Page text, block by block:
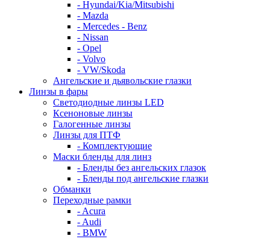
- Hyundai/Kia/Mitsubishi
- Mazda
- Mercedes - Benz
- Nissan
- Opel
- Volvo
- VW/Skoda
Ангельские и дьявольские глазки
Линзы в фары
Светодиодные линзы LED
Ксеноновые линзы
Галогенные линзы
Линзы для ПТФ
- Комплектующие
Маски бленды для линз
- Бленды без ангельских глазок
- Бленды под ангельские глазки
Обманки
Переходные рамки
- Acura
- Audi
- BMW